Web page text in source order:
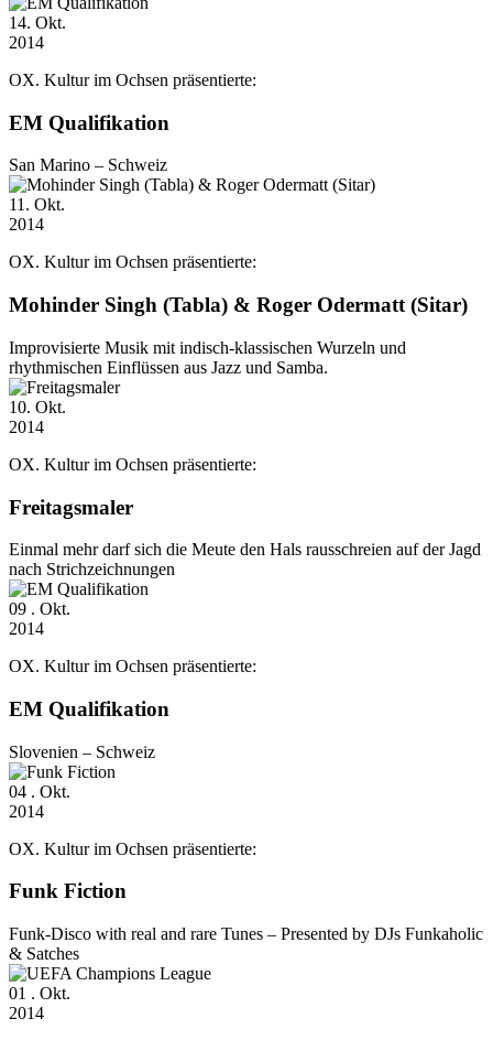
14. Okt.
2014
OX. Kultur im Ochsen präsentierte:
EM Qualifikation
San Marino – Schweiz
11. Okt.
2014
OX. Kultur im Ochsen präsentierte:
Mohinder Singh (Tabla) & Roger Odermatt (Sitar)
Improvisierte Musik mit indisch-klassischen Wurzeln und
rhythmischen Einflüssen aus Jazz und Samba.
10. Okt.
2014
OX. Kultur im Ochsen präsentierte:
Freitagsmaler
Einmal mehr darf sich die Meute den Hals rausschreien auf der Jagd
nach Strichzeichnungen
09 . Okt.
2014
OX. Kultur im Ochsen präsentierte:
EM Qualifikation
Slovenien – Schweiz
04 . Okt.
2014
OX. Kultur im Ochsen präsentierte:
Funk Fiction
Funk-Disco with real and rare Tunes – Presented by DJs Funkaholic
& Satches
01 . Okt.
2014